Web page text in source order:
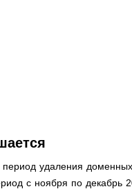
удаления
с ноября по декабрь